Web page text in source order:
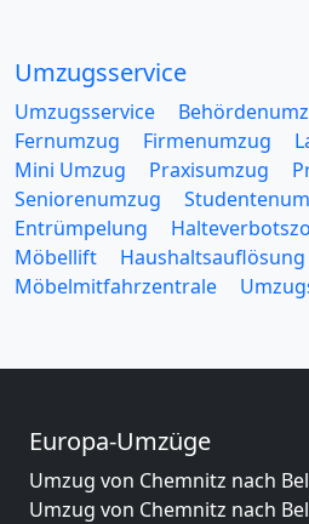
Umzugsservice
Umzugsservice
Fernumzug
Firmenumzug
Mini Umzug
Praxisumzug
Seniorenumzug
Entrümpelung
Möbellift
Haushaltsauflösung
Möbelmitfahrzentrale
Europa-Umzüge
Umzug von Chemnitz nach
Umzug von Chemnitz nach